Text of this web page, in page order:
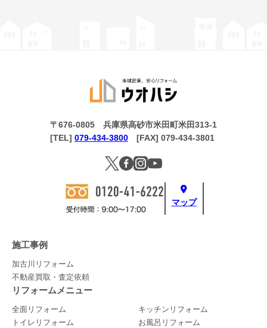
マップ
〒676-0805 兵庫県高砂市米田町米田313-1
[TEL] 079-434-3800 [FAX] 079-434-3801
施工事例
加古川リフォーム
不動産買取・査定依頼
リフォームメニュー
全面リフォーム
キッチンリフォーム
トイレリフォーム
お風呂リフォーム